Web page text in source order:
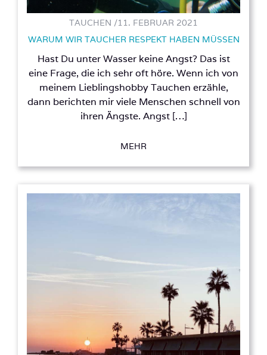
TAUCHEN /11. FEBRUAR 2021
WARUM WIR TAUCHER RESPEKT HABEN MÜSSEN
Hast Du unter Wasser keine Angst? Das ist
eine Frage, die ich sehr oft höre. Wenn ich von
meinem Lieblingshobby Tauchen erzähle,
dann berichten mir viele Menschen schnell von
ihren Ängste. Angst […]
MEHR